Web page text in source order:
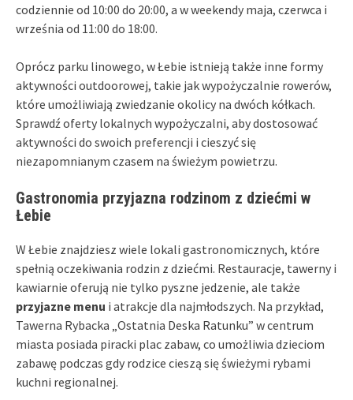
codziennie od 10:00 do 20:00, a w weekendy maja, czerwca i
września od 11:00 do 18:00.
Oprócz parku linowego, w Łebie istnieją także inne formy
aktywności outdoorowej, takie jak wypożyczalnie rowerów,
które umożliwiają zwiedzanie okolicy na dwóch kółkach.
Sprawdź oferty lokalnych wypożyczalni, aby dostosować
aktywności do swoich preferencji i cieszyć się
niezapomnianym czasem na świeżym powietrzu.
Gastronomia przyjazna rodzinom z dziećmi w
Łebie
W Łebie znajdziesz wiele lokali gastronomicznych, które
spełnią oczekiwania rodzin z dziećmi. Restauracje, tawerny i
kawiarnie oferują nie tylko pyszne jedzenie, ale także
przyjazne menu i atrakcje dla najmłodszych. Na przykład,
Tawerna Rybacka „Ostatnia Deska Ratunku” w centrum
miasta posiada piracki plac zabaw, co umożliwia dzieciom
zabawę podczas gdy rodzice cieszą się świeżymi rybami
kuchni regionalnej.